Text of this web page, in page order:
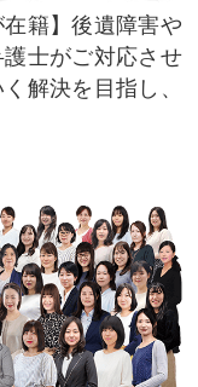
在籍
後遺障害や
士がご対応させ
解決を目指し、